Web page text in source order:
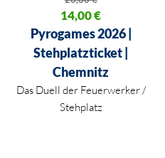
Ursprünglicher Preis war: 26,80 €
14,00€
Aktueller Preis ist: 14,00 €.
Pyrogames 2026 |
Stehplatzticket |
Chemnitz
Das Duell der Feuerwerker /
Stehplatz